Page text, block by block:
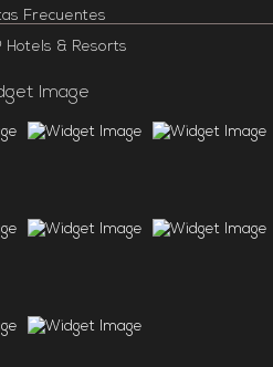
Frecuentes
Hotels & Resorts